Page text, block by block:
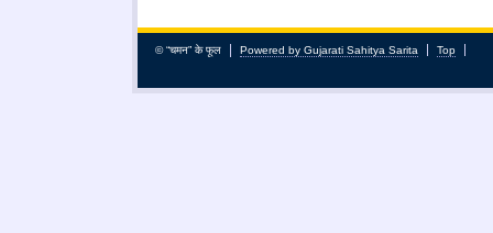
© “चमन” के फूल Powered by Gujarati Sahitya Sarita Top